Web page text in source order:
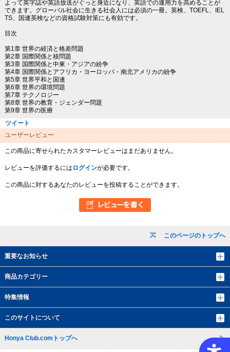
このページのトップへ
重要なお知らせ
商品カテゴリー
特集情報
このサイトについて
よって英字誌や英語放送がぐっと身近になり、英語での運用力を高めることが
できます。グローバル社会に生きる社会人には必須の一冊。英検、TOEFL、IEL
TS、国連英検などの資格試験対策にも有効です。
目次
第1章 世界の経済と格差問題
第2章 国際関係と核問題
第3章 国際関係と中東・アジアの紛争
第4章 国際関係とアフリカ・ヨーロッパ・南北アメリカの紛争
第5章 世界平和と国連
第6章 世界の環境問題
第7章 テクノロジー
第8章 世界の教育・ジェンダー問題
第9章 世界の医療
ツイート
ユーザーレビュー
この商品に寄せられたカスタマーレビューはまだありません。
レビューを評価するには ログインが必要です。
この商品に対するあなたのレビューを投稿することができます。
Honya Club.comトップへ